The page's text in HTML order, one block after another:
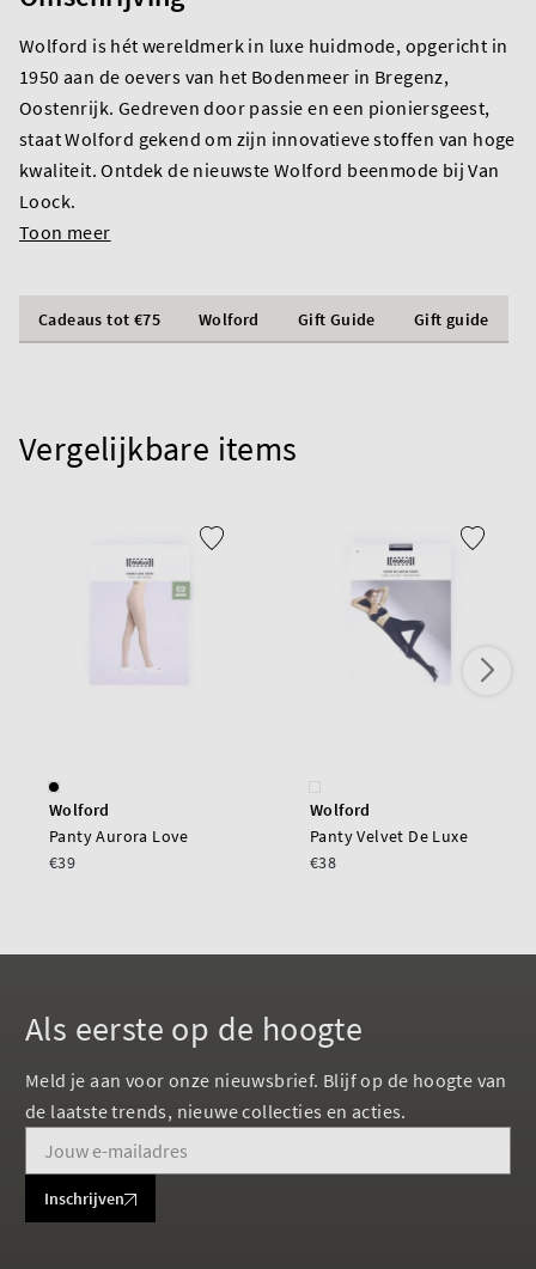
Wolford is hét wereldmerk in luxe huidmode, opgericht in
1950 aan de oevers van het Bodenmeer in Bregenz,
Oostenrijk. Gedreven door passie en een pioniersgeest,
staat Wolford gekend om zijn innovatieve stoffen van hoge
kwaliteit. Ontdek de nieuwste Wolford beenmode bij Van
Loock.
Toon meer
Cadeaus tot €75 Wolford Gift Guide Gift guide
Vergelijkbare items
Wolford
Panty Aurora Love
€39
Wolford
Panty Velvet De Luxe
€38
Als eerste op de hoogte
Meld je aan voor onze nieuwsbrief. Blijf op de hoogte van
de laatste trends, nieuwe collecties en acties.
Inschrijven